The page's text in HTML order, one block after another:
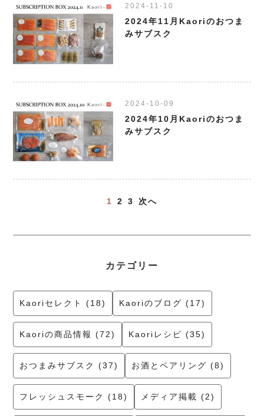
2024-11-10
2024年11月Kaoriのおつま
みサブスク
2024-10-09
2024年10月Kaoriのおつま
みサブスク
1 2 3 次へ
カテゴリー
Kaoriセレクト (18) Kaoriのブログ (17)
Kaoriの商品情報 (72) Kaoriレシピ (35)
おつまみサブスク (37) お酒とペアリング (8)
フレッシュスモーク (18) メディア掲載 (2)